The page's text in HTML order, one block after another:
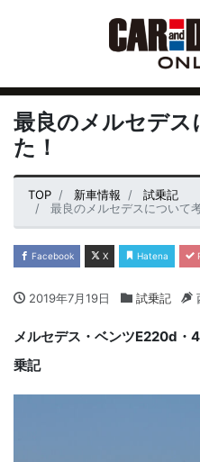
最良のメルセデ
た！
TOP 新車情報
試乗記
最良のメルセデスについて
Facebook X Hatena
2019年7月19日 試乗記
メルセデス・ベンツE220d ・ 4
乗記